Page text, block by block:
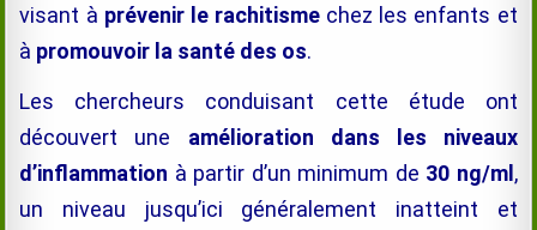
visant à prévenir le rachitisme chez les enfants et
à promouvoir la santé des os.
Les chercheurs conduisant cette étude ont
découvert une amélioration dans les niveaux
d’inflammation à partir d’un minimum de 30 ng/ml,
un niveau jusqu’ici généralement inatteint et